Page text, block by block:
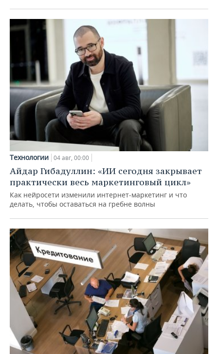
Технологии 04 авг, 00:00
Айдар Гибадуллин: «ИИ сегодня закрывает
практически весь маркетинговый цикл»
Как нейросети изменили интернет-маркетинг и что
делать, чтобы оставаться на гребне волны